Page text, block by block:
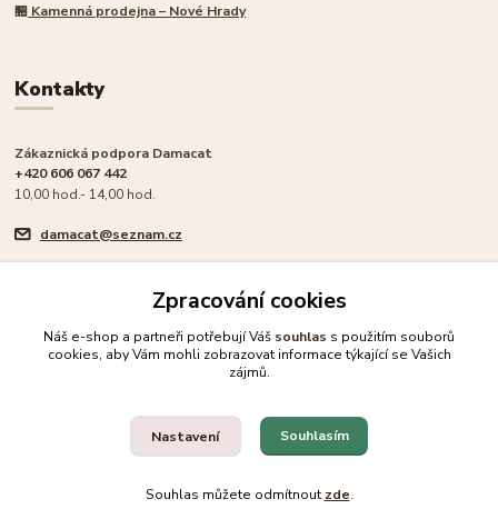
🏪 Kamenná prodejna – Nové Hrady
Kontakty
Zákaznická podpora Damacat
+420 606 067 442
10,00 hod.- 14,00 hod.
damacat@seznam.cz
🐾 Rodinný e-shop pro milovníky koček
Upravit sběr cookies.
Vytvořeno na
Eshop-rychle.cz
Zpracování cookies
Náš e-shop a partneři potřebují Váš souhlas s použitím souborů
cookies, aby Vám mohli zobrazovat informace týkající se Vašich
zájmů.
Nastavení Souhlasím
Souhlas můžete odmítnout zde.